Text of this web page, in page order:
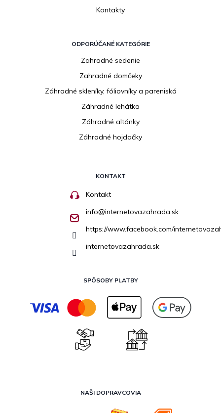
Kontakty
ODPORÚČANÉ KATEGÓRIE
Zahradné sedenie
Zahradné domčeky
Záhradné skleníky, fóliovníky a pareniská
Záhradné lehátka
Záhradné altánky
Záhradné hojdačky
KONTAKT
Kontakt
info@internetovazahrada.sk
https://www.facebook.com/
internetovazahrada.sk
SPÔSOBY PLATBY
NAŠI DOPRAVCOVIA